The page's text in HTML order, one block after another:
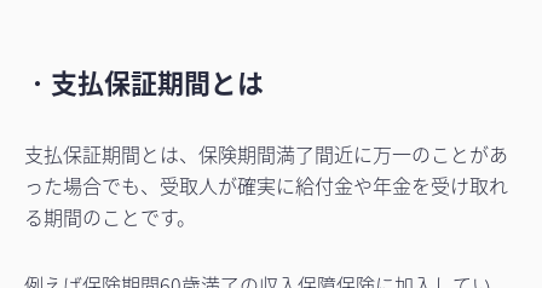
・ 支払保証期間とは
支払保証期間とは、保険期間満了間近に万一のことがあ
った場合でも、受取人が確実に給付金や年金を受け取れ
る期間のことです。